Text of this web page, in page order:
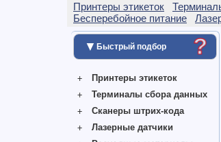
Принтеры этикеток
Бесперебойное питание
▼ Быстрый подбор ?
Принтеры этикеток
Терминалы сбора данных
Сканеры штрих-кода
Лазерные датчики